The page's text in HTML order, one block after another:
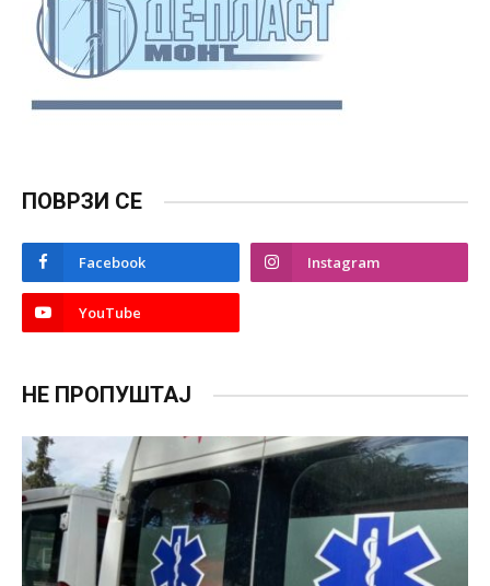
ПОВРЗИ СЕ
Facebook Instagram
YouTube
НЕ ПРОПУШТАЈ